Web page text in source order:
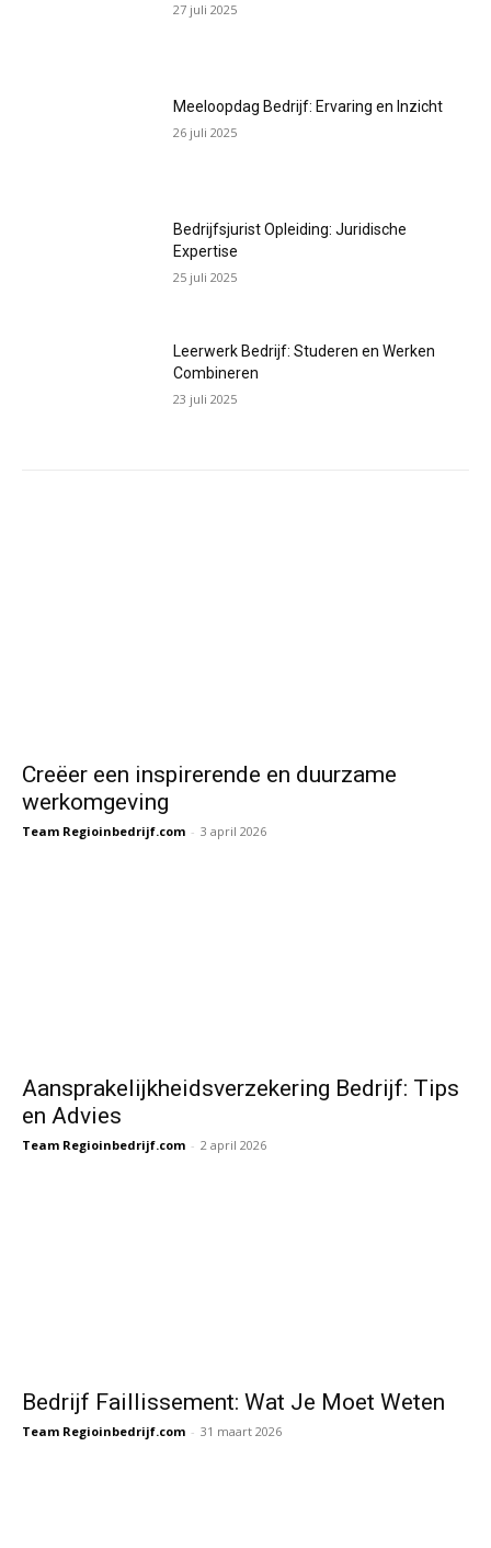
27 juli 2025
Meeloopdag Bedrijf: Ervaring en Inzicht
26 juli 2025
Bedrijfsjurist Opleiding: Juridische
Expertise
25 juli 2025
Leerwerk Bedrijf: Studeren en Werken
Combineren
23 juli 2025
Creëer een inspirerende en duurzame
werkomgeving
Team Regioinbedrijf.com - 3 april 2026
Aansprakelijkheidsverzekering Bedrijf: Tips
en Advies
Team Regioinbedrijf.com - 2 april 2026
Bedrijf Faillissement: Wat Je Moet Weten
Team Regioinbedrijf.com - 31 maart 2026